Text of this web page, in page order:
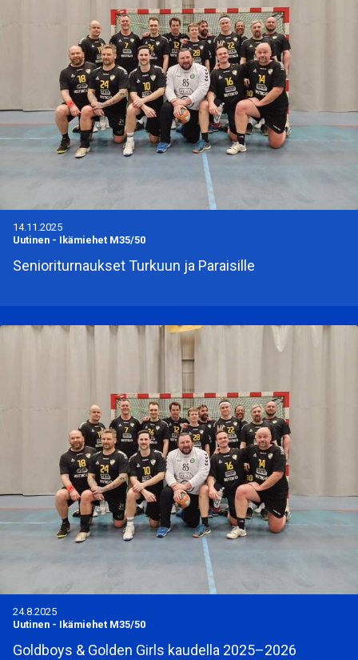
14.11.2025
Uutinen - Ikämiehet M35/50
Senioriturnaukset Turkuun ja Paraisille
24.8.2025
Uutinen - Ikämiehet M35/50
Goldboys & Golden Girls kaudella 2025–2026